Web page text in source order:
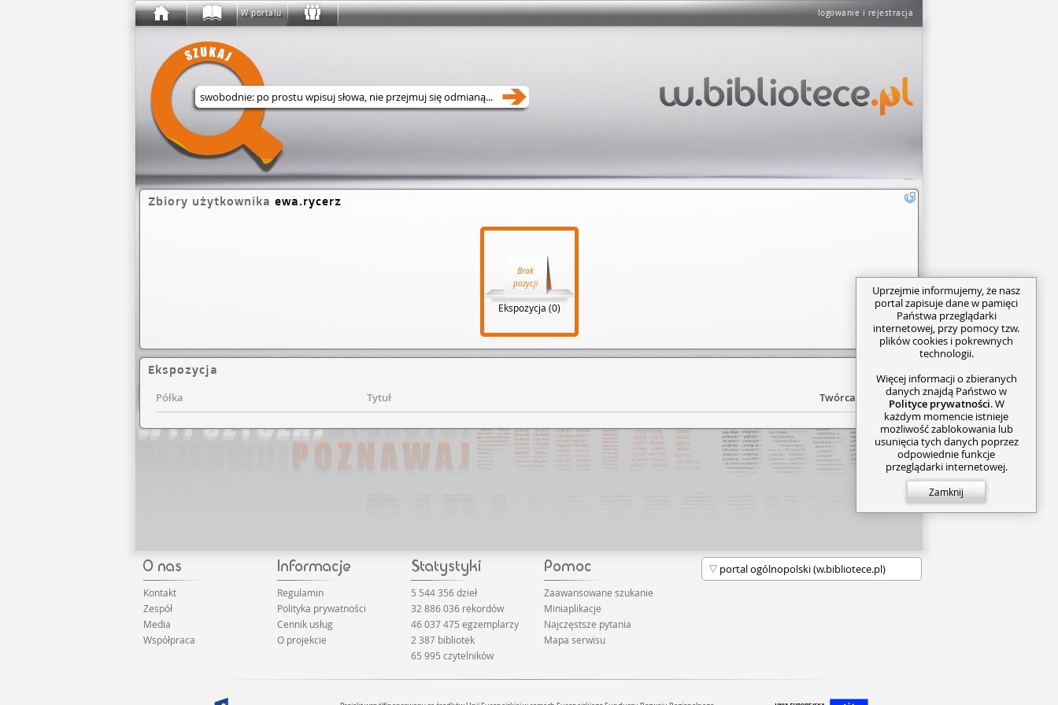
logowanie i rejestracja
W portalu
Wyszukaj w serwisie
Zbiory użytkownika ewa.rycerz
Brak
pozycji
Ekspozycja (0)
Ekspozycja
Półka Tytuł Twórca
Kontakt
Zespół
Media
Współpraca
Regulamin
Polityka prywatności
Cennik usług
O projekcie
5 544 356 dzieł
32 886 036 rekordów
46 037 475 egzemplarzy
2 387 bibliotek
65 995 czytelników
Zaawansowane szukanie
Miniaplikacje
Najczęstsze pytania
Mapa serwisu
Uprzejmie informujemy, że nasz
portal zapisuje dane w pamięci
Państwa przeglądarki
internetowej, przy pomocy tzw.
plików cookies i pokrewnych
technologii.
Więcej informacji o zbieranych
danych znajdą Państwo w
Polityce prywatności. W
każdym momencie istnieje
możliwość zablokowania lub
usunięcia tych danych poprzez
odpowiednie funkcje
przeglądarki internetowej.
Zamknij